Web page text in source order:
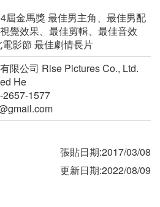
屆金馬獎 最佳男主角、最佳男配
覺效果、最佳剪輯、最佳音效
影節 最佳劇情長片
限公司 Rise Pictures Co., Ltd.
He
2657-1577
張貼日期:2017/03/08
更新日期:2022/08/09